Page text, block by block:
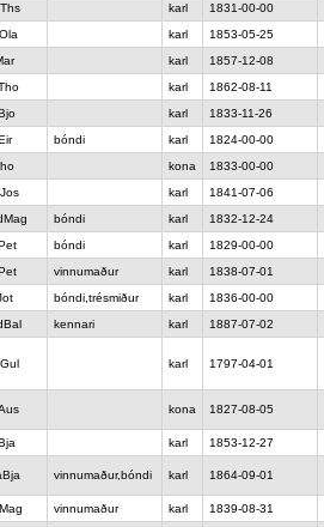
karl
1831-00-00
karl
1853-05-25
karl
1857-12-08
karl
1862-08-11
karl
1833-11-26
bóndi karl
1824-00-00
kona
1833-00-00
karl
1841-07-06
bóndi karl
1832-12-24
bóndi karl
1829-00-00
vinnumaður karl
1838-07-01
bóndi,trésmiður karl
1836-00-00
kennari karl 1887-07-02
karl 1797-04-01
kona 1827-08-05
karl 1853-12-27
vinnumaður,bóndi karl 1864-09-01
vinnumaður karl 1839-08-31